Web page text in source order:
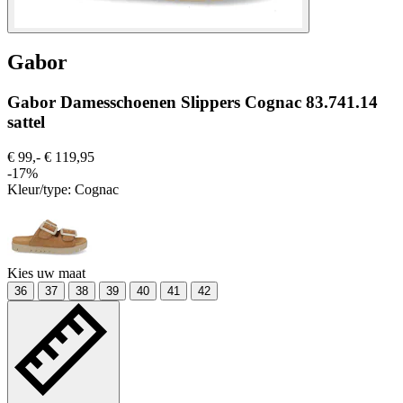
Gabor
Gabor Damesschoenen Slippers Cognac 83.741.14
sattel
€ 99,- € 119,95
-17%
Kleur/type: Cognac
Kies uw maat
36 37 38 39 40 41 42